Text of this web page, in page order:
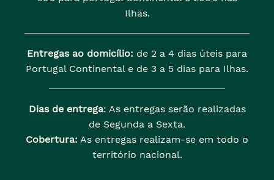
Ilhas.
Entregas ao domicílio: de 2 a 4 dias úteis para
Portugal Continental e de 3 a 5 dias para Ilhas.
Dias de entrega: As entregas serão realizadas
de Segunda a Sexta.
Cobertura: As entregas realizam-se em todo o
território nacional.